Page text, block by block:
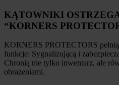
KĄTOWNIKI
“KORNERS
KORNERS PROTECTORS
funkcje: Sygnalizującą i
Chronią nie tylko inwentarz, ale
obrażeniami.